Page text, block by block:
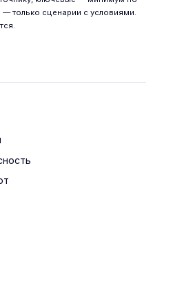
только сценарии с условиями.